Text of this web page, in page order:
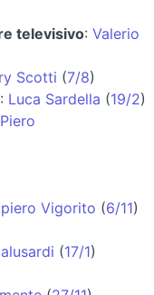
televisivo: Valerio
Scotti (7/8)
: Luca Sardella (19/2)
Piero
Vigorito (6/11)
(17/1)